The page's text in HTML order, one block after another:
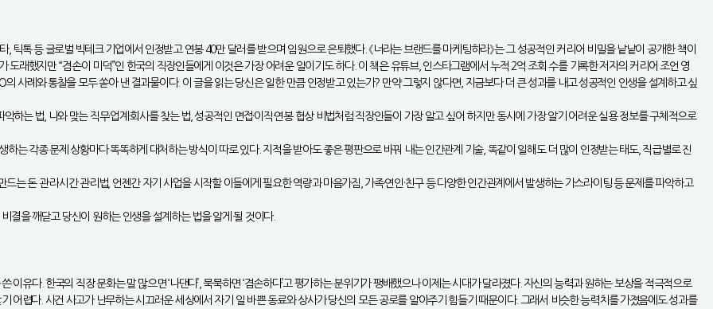
톡 등 글로벌 빅테크 기업에서 인정받고 연봉 40만 달러를 받으며 임원으로 은퇴했다. 《너라는 브랜드를 마케팅하라》는 그 성공적인 커리어 비밀을 낱낱이 공개한 책이
도래했지만 “겸손이 미덕”인 한국의 직장인들에게 이것은 가장 어려운 일이기도 하다. 이 책은 유튜브, 인스타그램에서 누적 2억 조회 수를 기록한 저자의 커리어 조언 영
사례와 통찰을 모두 쏟아 낸 결과물이다. 이 글을 읽는 당신은 일한 만큼 인정받고 있는가? 만약 그렇지 않다면, 지금보다 더 큰 성과를 내고 성공적인 인생을 설계하고 싶
는 법, 나와 맞는 직무·업계·회사를 찾는 법, 성공적인 면접·이직·연봉 협상 비법처럼 직장인들이 가장 알고 싶어 하지만 동시에 가장 알기 어려운 실용 정보를 구체적으로
는 각종 문제 상황마다 똑똑하게 대처하는 방식이 따로 있다. 지적을 받아도 좋은 평판으로 바꿔 내는 인간관계 기술, 똑같이 일해도 더 많이 인정받는 태도, 직급별로 진
는 돈 관리·시간 관리법, 언젠간 자기 사업을 시작할 이들에게 필요한 역량과 마음가짐, 가족·연인·친구 등 다양한 인간관계에서 발생하는 가스라이팅 등 문제를 파악하고
결을 깨닫고 당신이 원하는 인생을 설계하는 법을 알게 될 것이다.
이유다. 한국의 직장 문화는 말 많으면 ‘나댄다’, 묵묵하면 ‘겸손하다’고 평가하는 분위기가 팽배했으나 이제는 시대가 달라졌다. 자신의 능력과 원하는 보상을 적극적으로
어렵다. 사건 사고가 난무하는 시끄러운 세상에서 자기 일 바쁜 동료와 상사가 당신의 모든 공로를 알아주기 힘들기 때문이다. 그래서 비슷한 능력치를 가졌음에도 성과를